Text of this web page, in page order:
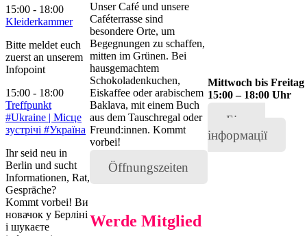
15:00 - 18:00
Kleiderkammer
Bitte meldet euch
zuerst an unserem
Infopoint
15:00 - 18:00
Treffpunkt
#Ukraine | Місце
зустрічі #Україна
Ihr seid neu in
Berlin und sucht
Informationen, Rat,
Gespräche?
Kommt vorbei! Ви
новачок у Берліні
і шукаєте
Unser Café und unsere
Caféterrasse sind
besondere Orte, um
Begegnungen zu schaffen,
mitten im Grünen. Bei
hausgemachtem
Schokoladenkuchen,
Eiskaffee oder arabischem
Baklava, mit einem Buch
aus dem Tauschregal oder
Freund:innen. Kommt
vorbei!
Öffnungszeiten
Werde Mitglied
Mittwoch bis Freitag
15:00 – 18:00 Uhr
Більше
інформації